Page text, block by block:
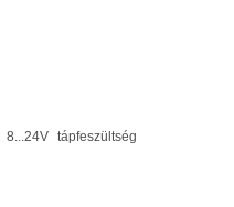
tápfeszültség